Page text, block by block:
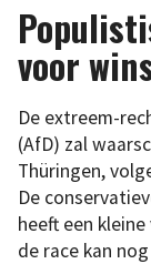
voor
De extreem-
(AfD) zal
Thüringen,
De
heeft een
de race kan